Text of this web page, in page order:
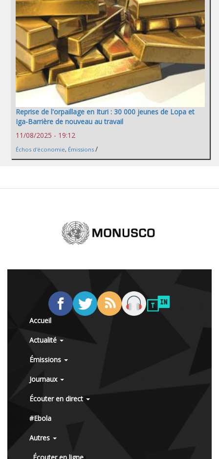
Reprise de l'orpaillage en Ituri : 30 000 jeunes de Lopa et
Iga-Barrière de nouveau au travail
11/08/2025 - 19:12
Échos d'économie, Émissions /
Accueil
Actualité
Émissions
Journaux
Écouter en direct
#Ebola
Autres